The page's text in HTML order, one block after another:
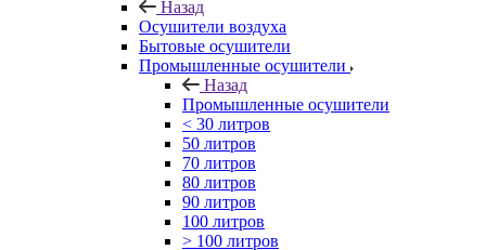
Назад
Осушители воздуха
Бытовые осушители
Промышленные осушители
Назад
Промышленные осушители
< 30 литров
50 литров
70 литров
80 литров
90 литров
100 литров
> 100 литров